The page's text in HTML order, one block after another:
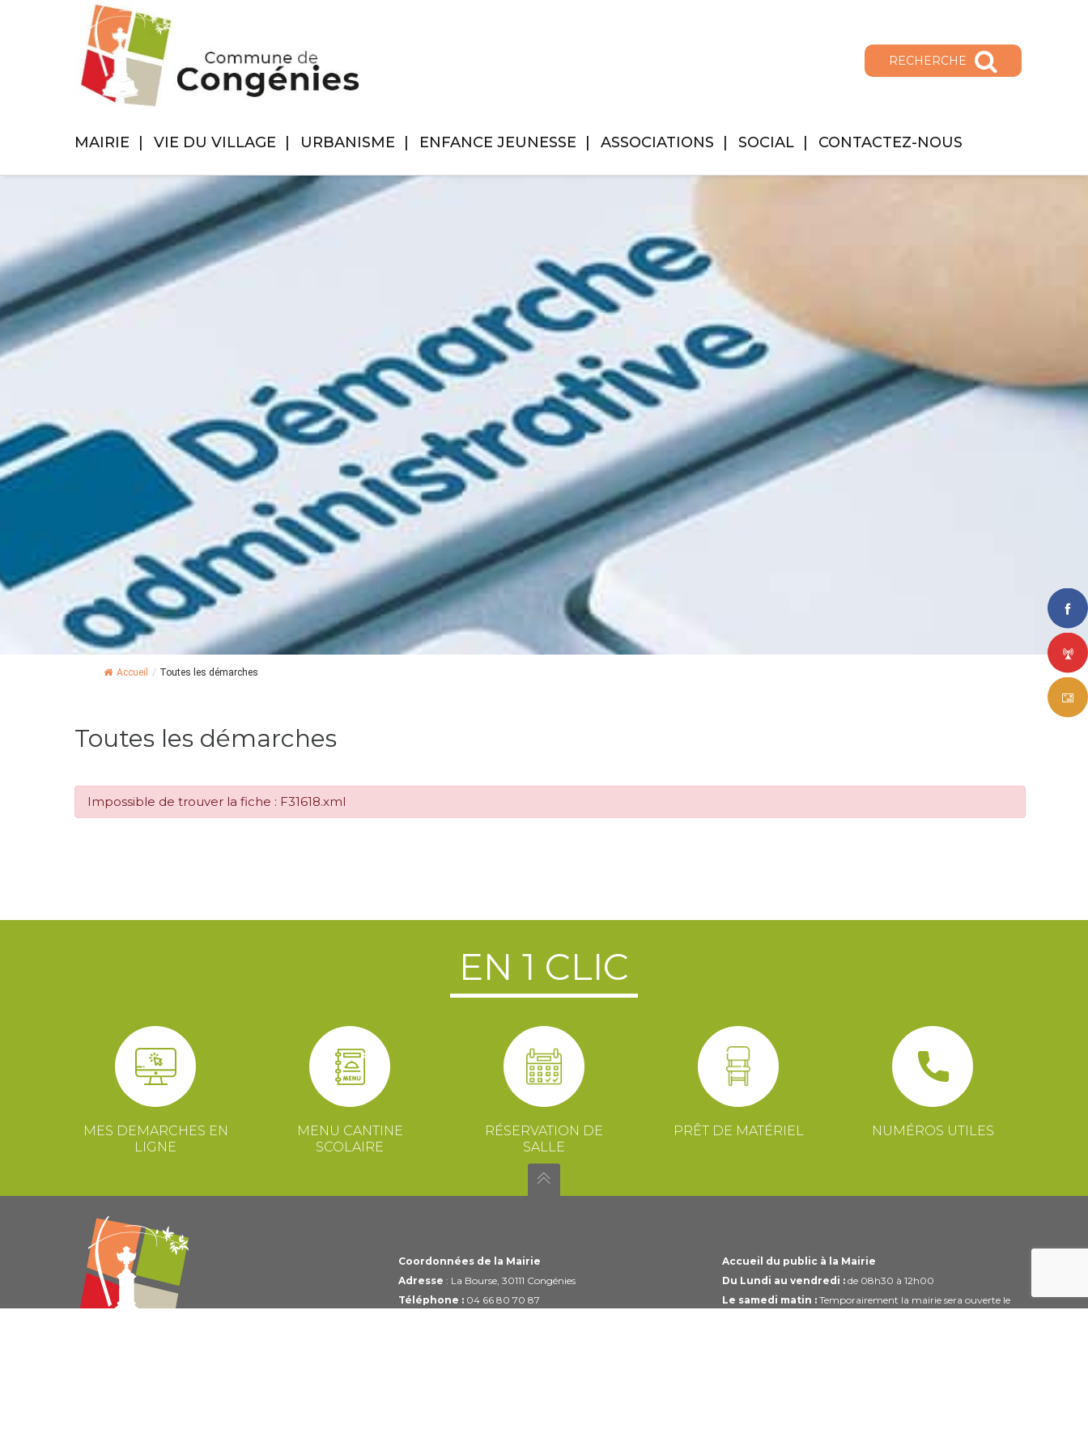
RECHERCHE
MAIRIE VIE DU VILLAGE URBANISME ENFANCE JEUNESSE ASSOCIATIONS SOCIAL CONTACTEZ-NOUS
Accueil / Toutes les démarches
Toutes les démarches
Impossible de trouver la fiche : F31618.xml
EN 1 CLIC
MES DEMARCHES EN
LIGNE
MENU CANTINE
SCOLAIRE
RÉSERVATION DE
SALLE
PRÊT DE MATÉRIEL NUMÉROS UTILES
Coordonnées de la Mairie
Adresse : La Bourse, 30111 Congénies
Téléphone :04 66 80 70 87
Accueil du public à la Mairie
Du Lundi au vendredi :de 08h30 à 12h00
Le samedi matin :Temporairement la mairie sera ouverte le